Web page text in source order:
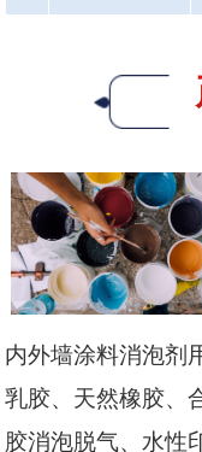
内外墙涂料消泡剂
乳胶、天然橡胶、
胶消泡脱气、水性